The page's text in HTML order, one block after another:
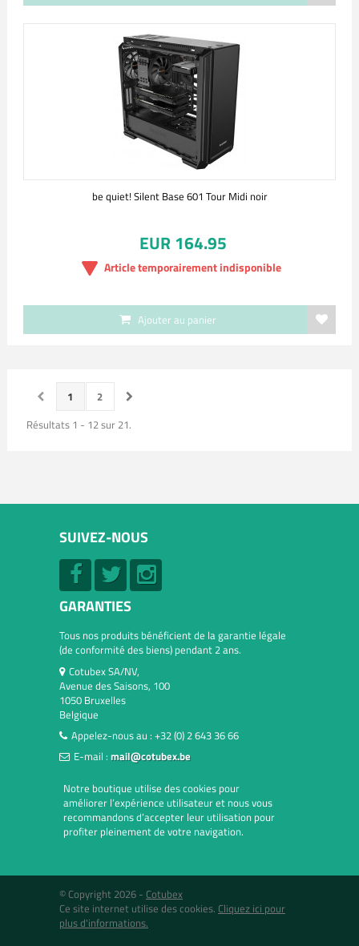
be quiet! Silent Base 601 Tour Midi noir
EUR 164.95
Article temporairement indisponible
Ajouter au panier
1
2
Résultats 1 - 12 sur 21.
SUIVEZ-NOUS
GARANTIES
Tous nos produits bénéficient de la garantie légale
(de conformité des biens) pendant 2 ans.
Cotubex SA/NV,
Avenue des Saisons, 100
1050 Bruxelles
Belgique
Appelez-nous au : +32 (0) 2 643 36 66
E-mail : mail@cotubex.be
Notre boutique utilise des cookies pour
améliorer l’expérience utilisateur et nous vous
recommandons d’accepter leur utilisation pour
profiter pleinement de votre navigation.
© Copyright 2026 - Cotubex
Ce site internet utilise des cookies. Cliquez ici pour
plus d'informations.